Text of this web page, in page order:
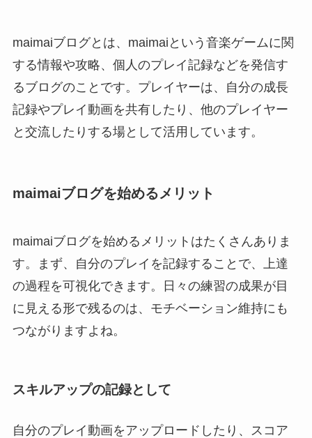
maimaiブログとは、maimaiという音楽ゲームに関
する情報や攻略、個人のプレイ記録などを発信す
るブログのことです。プレイヤーは、自分の成長
記録やプレイ動画を共有したり、他のプレイヤー
と交流したりする場として活用しています。
maimaiブログを始めるメリット
maimaiブログを始めるメリットはたくさんありま
す。まず、自分のプレイを記録することで、上達
の過程を可視化できます。日々の練習の成果が目
に見える形で残るのは、モチベーション維持にも
つながりますよね。
スキルアップの記録として
自分のプレイ動画をアップロードしたり、スコア